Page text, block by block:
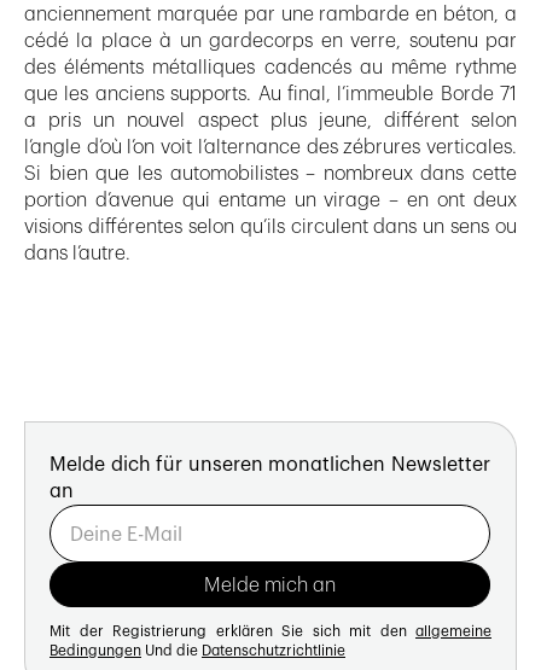
anciennement marquée par une rambarde en béton, a
cédé la place à un gardecorps en verre, soutenu par
des éléments métalliques cadencés au même rythme
que les anciens supports. Au final, l’immeuble Borde 71
a pris un nouvel aspect plus jeune, différent selon
l’angle d’où l’on voit l’alternance des zébrures verticales.
Si bien que les automobilistes – nombreux dans cette
portion d’avenue qui entame un virage – en ont deux
visions différentes selon qu’ils circulent dans un sens ou
dans l’autre.
Melde dich für unseren monatlichen Newsletter
an
Mit der Registrierung erklären Sie sich mit den allgemeine
Bedingungen Und die Datenschutzrichtlinie